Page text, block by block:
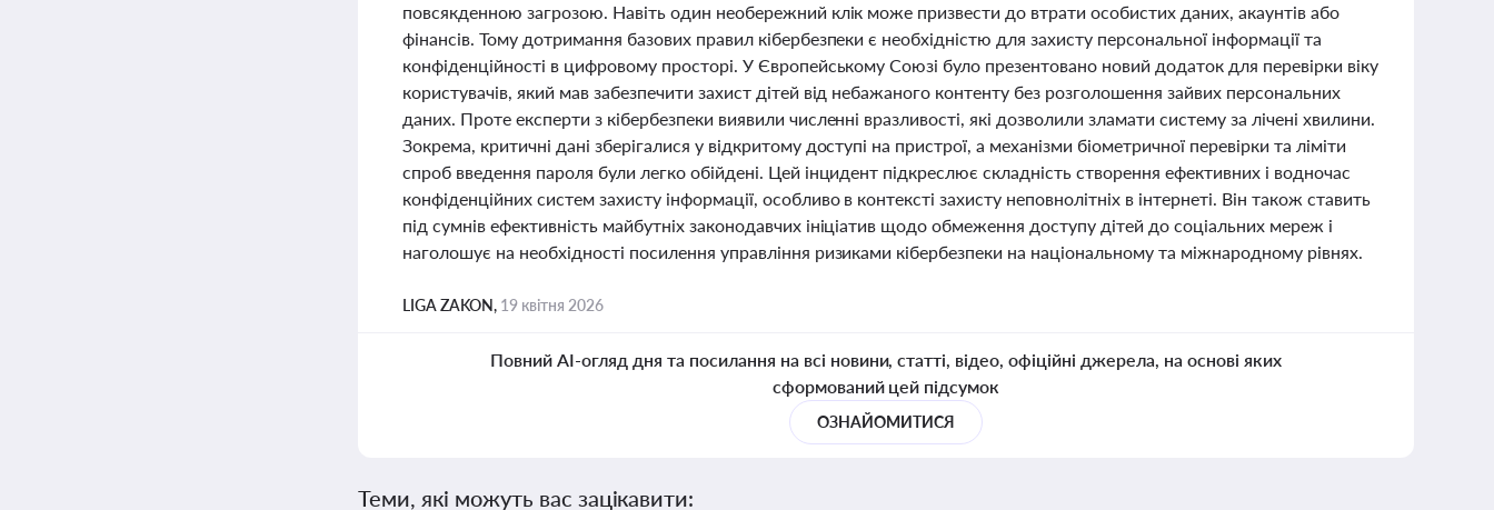
повсякденною загрозою. Навіть один необережний клік може призвести до втрати особистих даних, акаунтів або
фінансів. Тому дотримання базових правил кібербезпеки є необхідністю для захисту персональної інформації та
конфіденційності в цифровому просторі. У Європейському Союзі було презентовано новий додаток для перевірки віку
користувачів, який мав забезпечити захист дітей від небажаного контенту без розголошення зайвих персональних
даних. Проте експерти з кібербезпеки виявили численні вразливості, які дозволили зламати систему за лічені хвилини.
Зокрема, критичні дані зберігалися у відкритому доступі на пристрої, а механізми біометричної перевірки та ліміти
спроб введення пароля були легко обійдені. Цей інцидент підкреслює складність створення ефективних і водночас
конфіденційних систем захисту інформації, особливо в контексті захисту неповнолітніх в інтернеті. Він також ставить
під сумнів ефективність майбутніх законодавчих ініціатив щодо обмеження доступу дітей до соціальних мереж і
наголошує на необхідності посилення управління ризиками кібербезпеки на національному та міжнародному рівнях.
LIGA ZAKON, 19 квітня 2026
Повний AI-огляд дня та посилання на всі новини, статті, відео, офіційні джерела, на основі яких
сформований цей підсумок
ОЗНАЙОМИТИСЯ
Теми, які можуть вас зацікавити: